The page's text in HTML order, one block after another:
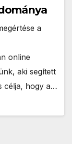
a
online
aki segített
célja, hogy a…